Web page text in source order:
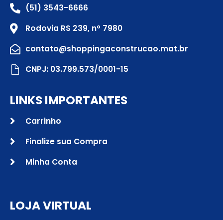
(51) 3543-6666
Rodovia RS 239, nº 7980
contato@shoppingaconstrucao.mat.br
CNPJ: 03.799.573/0001-15
LINKS IMPORTANTES
Carrinho
Finalize sua Compra
Minha Conta
LOJA VIRTUAL